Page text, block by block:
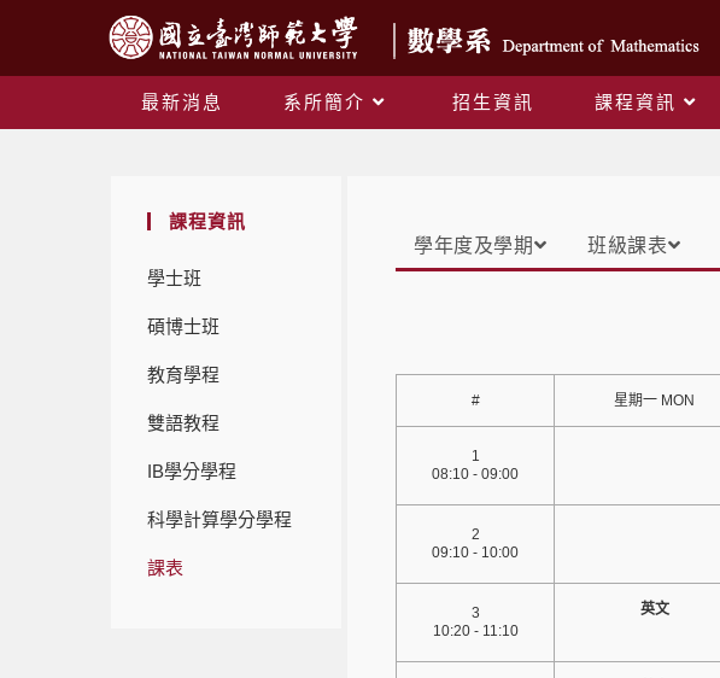
最新消息 系所簡介 招生資訊 課程資訊
課程資訊
學士班
碩博士班
教育學程
雙語教程
IB學分學程
科學計算學分學程
課表
學年度及學期 班級課表
# 星期一 MON
1
08:10 - 09:00
2
09:10 - 10:00
3
10:20 - 11:10
英文